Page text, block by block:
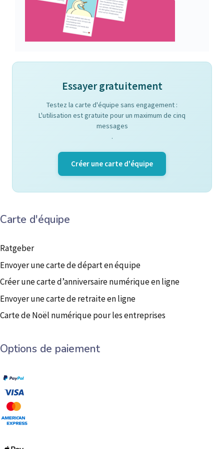
Essayer gratuitement
Testez la carte d'équipe sans engagement :
L'utilisation est gratuite pour un maximum de cinq
messages
.
Créer une carte d'équipe
Carte d'équipe
Ratgeber
Envoyer une carte de départ en équipe
Créer une carte d’anniversaire numérique en ligne
Envoyer une carte de retraite en ligne
Carte de Noël numérique pour les entreprises
Options de paiement